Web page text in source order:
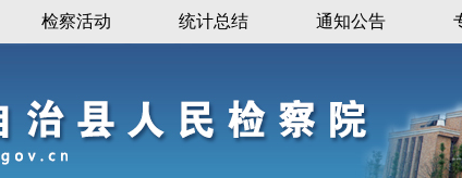
检察活动 统计总结 通知公告